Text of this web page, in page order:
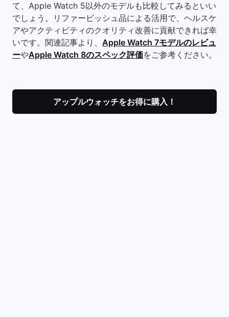
て、Apple Watch 5以外のモデルも比較してみるといい
でしょう。リファービッシュ品による活用で、ヘルスケ
アやアクティビティのクオリティ改善に貢献できれば幸
いです。関連記事より、 Apple Watch 7モデルのレビュ
ーやApple Watch 8のスペック評価をご参考ください。
アップルウォッチをお得に購入！